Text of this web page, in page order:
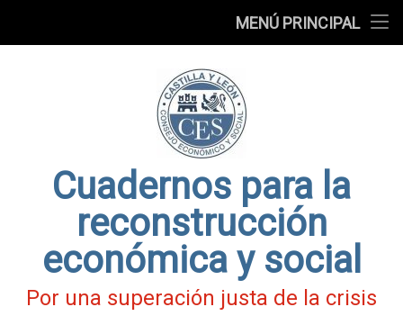
MENÚ PRINCIPAL
Cuadernos para la
reconstrucción
económica y social
Por una superación justa de la crisis